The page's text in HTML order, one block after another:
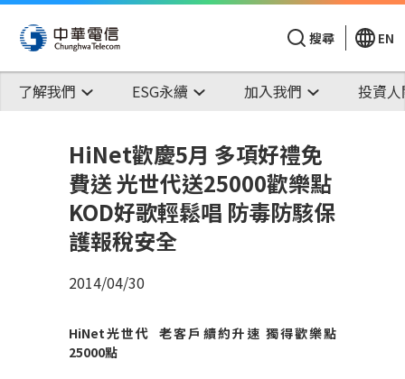
搜尋 EN
了解我們 ESG永續 加入我們 投資
HiNet歡慶5月 多項好禮免
費送 光世代送25000歡樂點
KOD好歌輕鬆唱 防毒防駭保
護報稅安全
2014/04/30
HiNet光世代 老客戶續約升速 獨得歡樂點
25000點